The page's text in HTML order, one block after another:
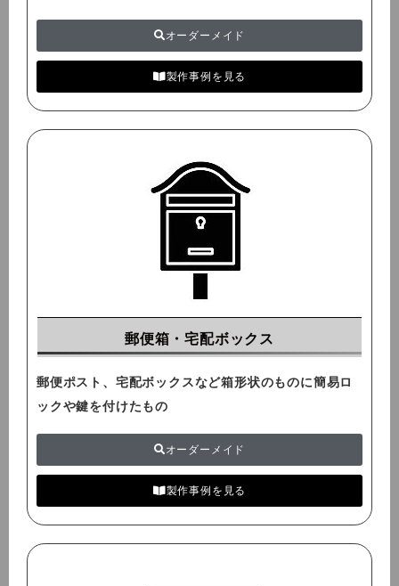
オーダーメイド
製作事例を見る
郵便箱・宅配ボックス
郵便ポスト、宅配ボックスなど箱形状のものに簡易ロ
ックや鍵を付けたもの
オーダーメイド
製作事例を見る